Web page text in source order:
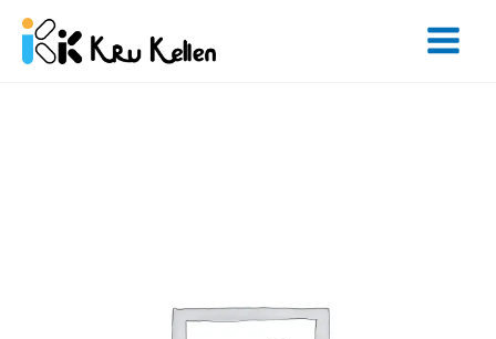
Skip
content